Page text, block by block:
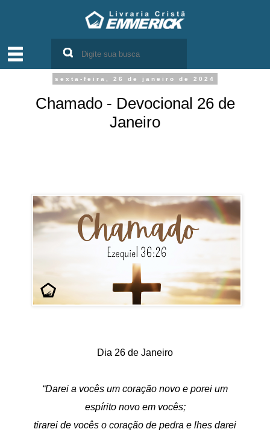
sexta-feira, 26 de janeiro de 2024
Chamado - Devocional 26 de
Janeiro
Dia 26 de Janeiro
“Darei a vocês um coração novo e porei um
espírito novo em vocês;
tirarei de vocês o coração de pedra e lhes darei